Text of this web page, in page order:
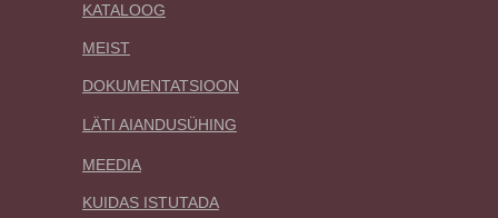
MEIST
KATALOOG
KUIDAS ISTUTADA
LÄTI AIANDUSÜHING
DOKUMENTATSIOON
MEEDIA